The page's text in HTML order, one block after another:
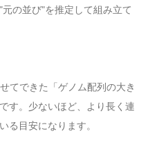
の並び"を推定して組み立て
てできた「ゲノム配列の大き
す。少ないほど、より長く連
る目安になります。